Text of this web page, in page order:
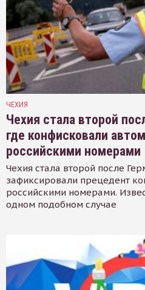
ЧЕХИЯ
Чехия стала второй
где конфисковали
российскими номерами
Чехия стала второй после
зафиксировали прецедент
российскими номерами.
одном подобном случае